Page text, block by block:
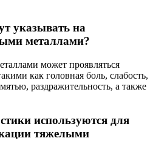
указывать на
металлами?
может проявляться
как головная боль, слабость,
раздражительность, а также
используются для
тяжелыми